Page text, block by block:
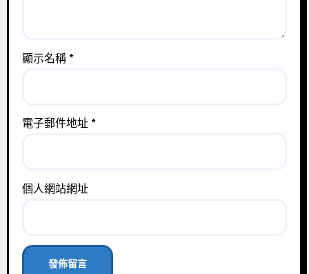
顯示名稱 *
電子郵件地址 *
個人網站網址